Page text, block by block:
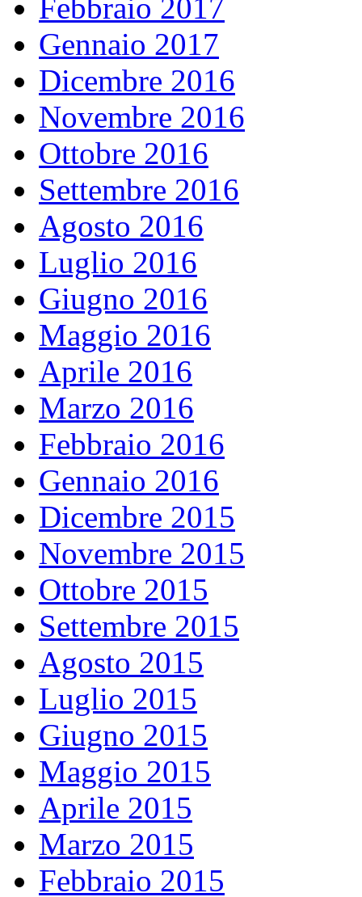
Febbraio 2017
Gennaio 2017
Dicembre 2016
Novembre 2016
Ottobre 2016
Settembre 2016
Agosto 2016
Luglio 2016
Giugno 2016
Maggio 2016
Aprile 2016
Marzo 2016
Febbraio 2016
Gennaio 2016
Dicembre 2015
Novembre 2015
Ottobre 2015
Settembre 2015
Agosto 2015
Luglio 2015
Giugno 2015
Maggio 2015
Aprile 2015
Marzo 2015
Febbraio 2015